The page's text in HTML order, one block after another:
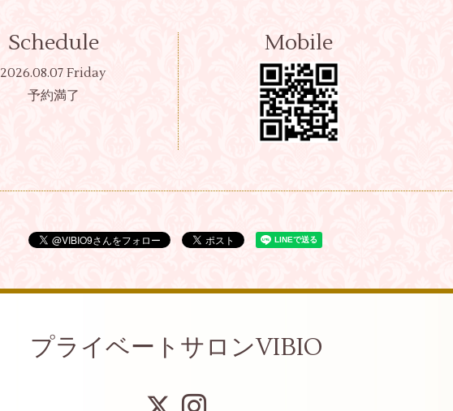
Schedule
2026.08.07 Friday
予約満了
Mobile
プライベートサロンVIBIO